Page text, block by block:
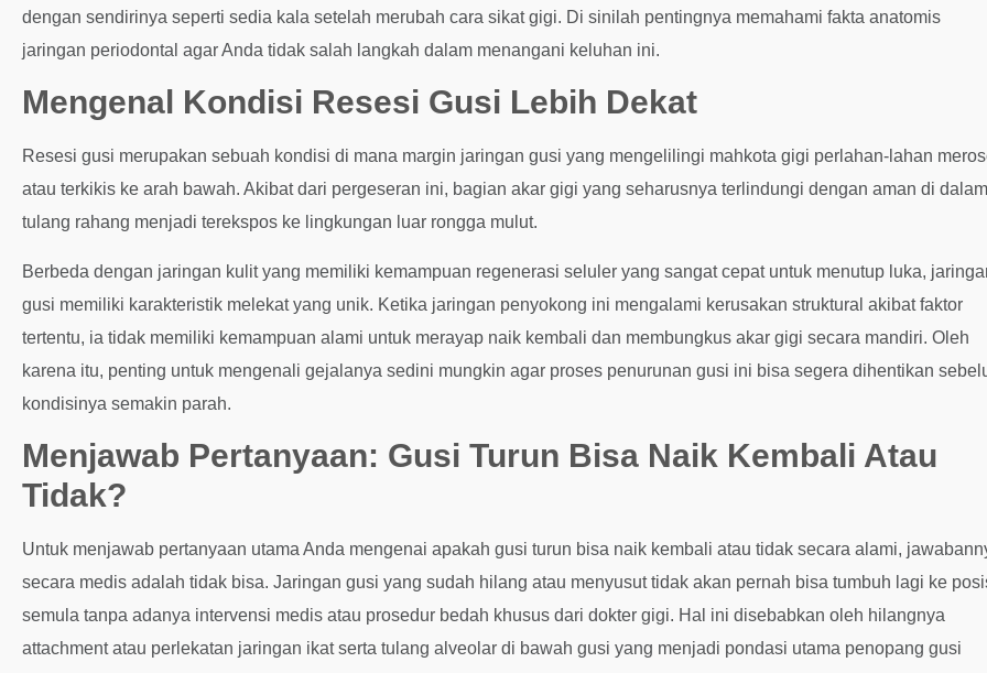
dengan sendirinya seperti sedia kala setelah merubah cara sikat gigi. Di sinilah pentingnya memahami fakta anatomis
jaringan periodontal agar Anda tidak salah langkah dalam menangani keluhan ini.
Mengenal Kondisi Resesi Gusi Lebih Dekat
Resesi gusi merupakan sebuah kondisi di mana margin jaringan gusi yang mengelilingi mahkota gigi perlahan-lahan
atau terkikis ke arah bawah. Akibat dari pergeseran ini, bagian akar gigi yang seharusnya terlindungi dengan aman di dalam
tulang rahang menjadi terekspos ke lingkungan luar rongga mulut.
Berbeda dengan jaringan kulit yang memiliki kemampuan regenerasi seluler yang sangat cepat untuk menutup luka,
gusi memiliki karakteristik melekat yang unik. Ketika jaringan penyokong ini mengalami kerusakan struktural akibat faktor
tertentu, ia tidak memiliki kemampuan alami untuk merayap naik kembali dan membungkus akar gigi secara mandiri. Oleh
karena itu, penting untuk mengenali gejalanya sedini mungkin agar proses penurunan gusi ini bisa segera dihentikan
kondisinya semakin parah.
Menjawab Pertanyaan: Gusi Turun Bisa Naik Kembali Atau
Tidak?
Untuk menjawab pertanyaan utama Anda mengenai apakah gusi turun bisa naik kembali atau tidak secara alami,
secara medis adalah tidak bisa. Jaringan gusi yang sudah hilang atau menyusut tidak akan pernah bisa tumbuh lagi ke
semula tanpa adanya intervensi medis atau prosedur bedah khusus dari dokter gigi. Hal ini disebabkan oleh hilangnya
attachment atau perlekatan jaringan ikat serta tulang alveolar di bawah gusi yang menjadi pondasi utama penopang gusi